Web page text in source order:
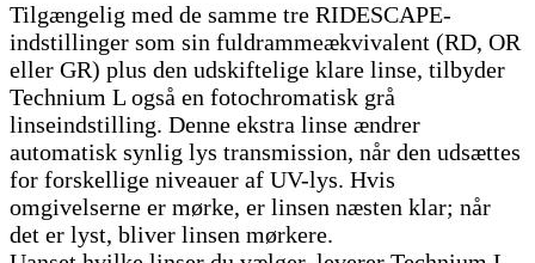
Tilgængelig med de samme tre RIDESCAPE-
indstillinger som sin fuldrammeækvivalent (RD, OR
eller GR) plus den udskiftelige klare linse, tilbyder
Technium L også en fotochromatisk grå
linseindstilling. Denne ekstra linse ændrer
automatisk synlig lys transmission, når den udsættes
for forskellige niveauer af UV-lys. Hvis
omgivelserne er mørke, er linsen næsten klar; når
det er lyst, bliver linsen mørkere.